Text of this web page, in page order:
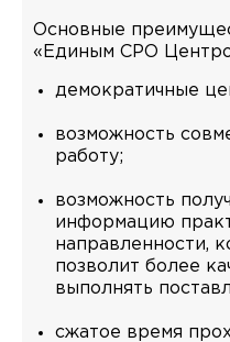
Основные
«Единым СРО
демократичные
возможность
работу;
возможность
информацию
направленности,
позволит более
выполнять
сжатое время